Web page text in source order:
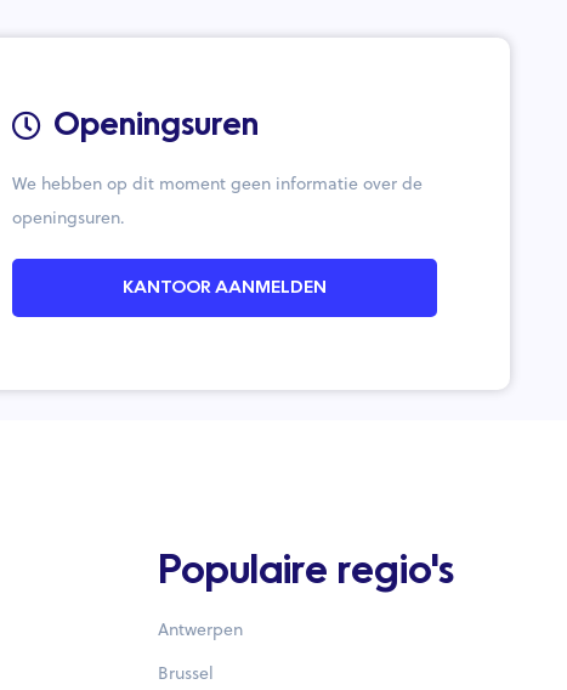
Openingsuren
We hebben op dit moment geen informatie over de
openingsuren.
KANTOOR AANMELDEN
Populaire regio's
Antwerpen
Brussel